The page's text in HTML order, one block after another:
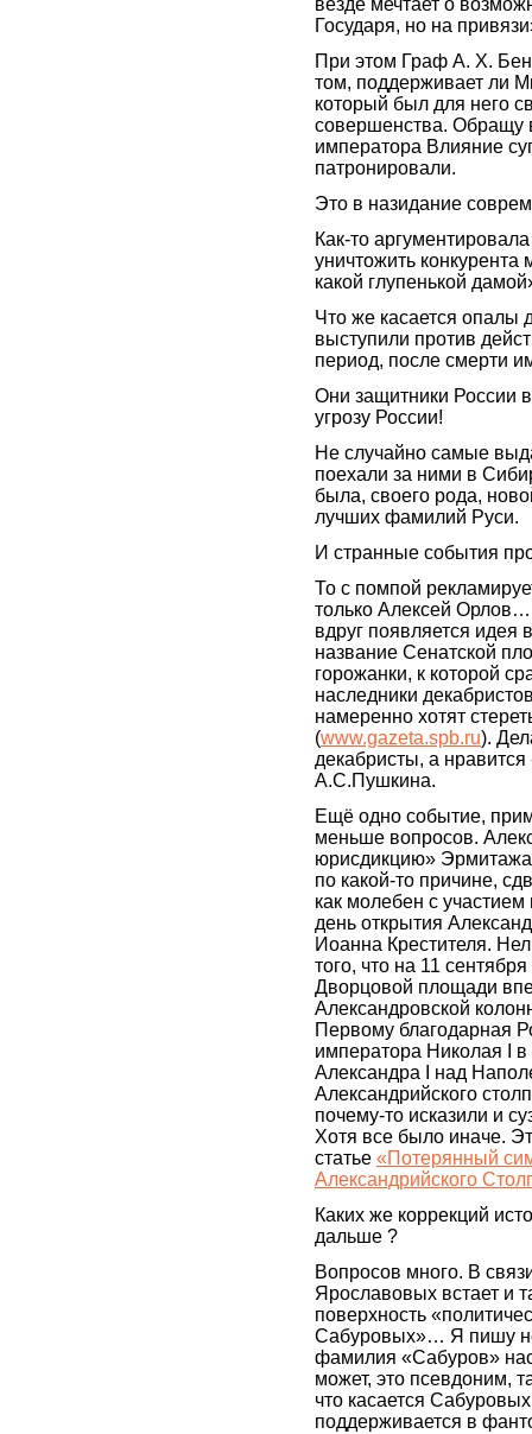
везде мечтает о
Государя, но на
При этом Граф А. Х.
том, поддерживает ли
который был для него
совершенства. Обращу
императора Влияние
патронировали.
Это в назидание
Как-то
уничтожить конкурента
какой глупенькой
Что же касается опалы
выступили против
период, после смерти
Они защитники России
угрозу России!
Не случайно самые
поехали за ними в
была, своего рода,
лучших фамилий Руси.
И странные события
То с помпой
только Алексей
вдруг появляется
название Сенатской
горожанки, к которой
наследники
намеренно хотят
(www.gazeta.spb.ru).
декабристы, а
А.С.Пушкина.
Ещё одно событие,
меньше вопросов.
юрисдикцию»
по какой-то причине,
как молебен с
день открытия
Иоанна Крестителя.
того, что на 11
Дворцовой площади
Александровской
Первому благодарная
императора Николая I в
Александра I над
Александрийского
почему-то исказили и
Хотя все было иначе.
статье «Потерянный
Александрийского
Каких же коррекций
дальше ?
Вопросов много. В
Ярославовых встает и
поверхность
Сабуровых»… Я пишу
фамилия «Сабуров»
может, это псевдоним,
что касается
поддерживается в